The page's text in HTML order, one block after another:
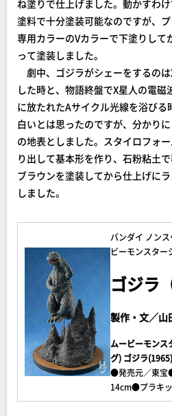
ね塗りで仕上げました。動かすわ
塗料で十分塗装可能なのですが、
専用カラーのVカラーで下塗りして
って塗装しました。
劇中、ゴジラがシェーをするの
した時と、物語終盤でX星人の電
に放たれたAサイクル光線を浴び
白いとは思ったのですが、分かり
の地表としました。スタイロフォ
り出して基本形を作り、石粉粘土
ブラウンを塗装してから仕上げに
しました。
バンダイ ノン
ビーモンスター
ゴジラ
製作・文／山
ムービーモンス
グ) ゴジラ(1965)
●発売元／東
14cm●プラキ